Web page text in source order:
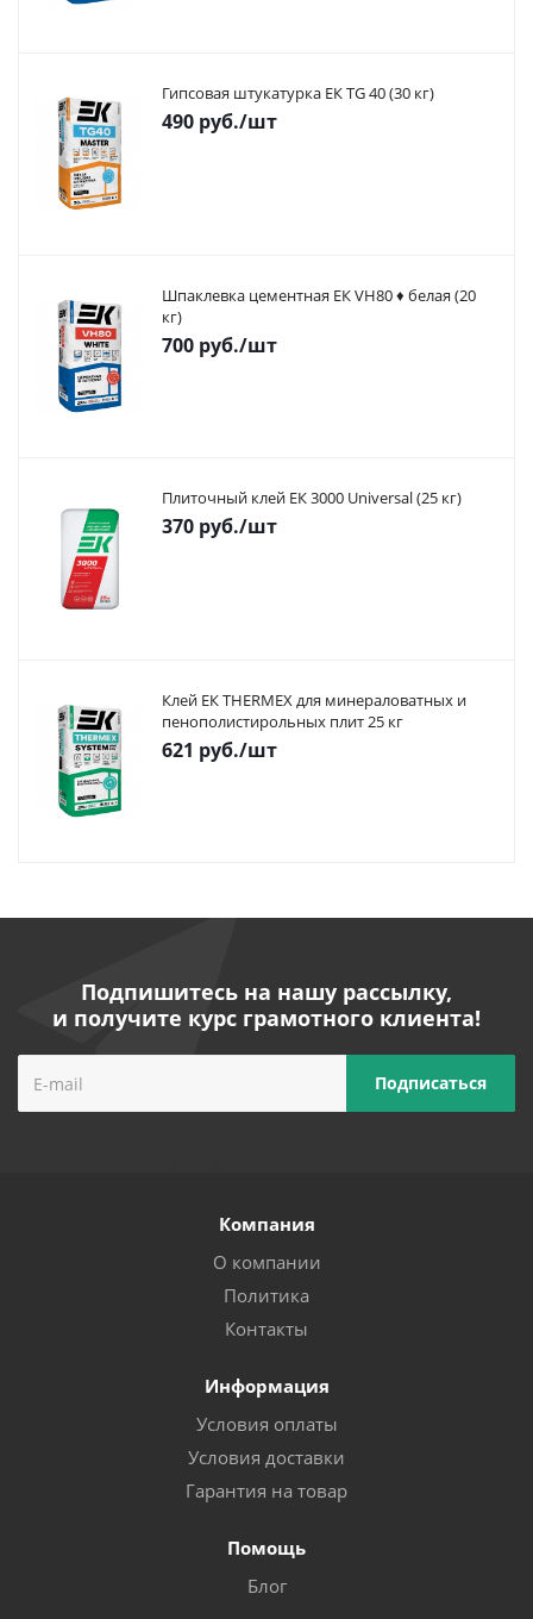
Гипсовая штукатурка ЕК TG 40 (30 кг)
490 руб./шт
Шпаклевка цементная ЕК VH80 ♦ белая (20
кг)
700 руб./шт
Плиточный клей ЕК 3000 Universal (25 кг)
370 руб./шт
Клей ЕК THERMEX для минераловатных и
пенополистирольных плит 25 кг
621 руб./шт
Подпишитесь на нашу рассылку,
и получите курс грамотного клиента!
Компания
О компании
Политика
Контакты
Информация
Условия оплаты
Условия доставки
Гарантия на товар
Помощь
Блог